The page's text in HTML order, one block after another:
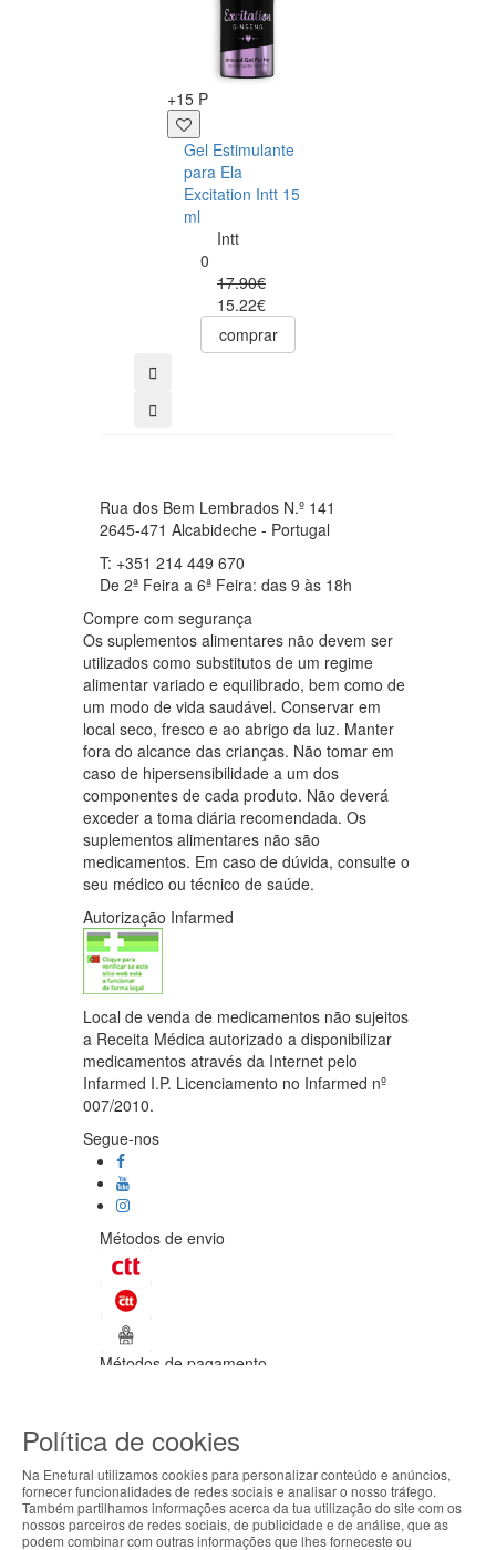
+15 P
Gel Estimulante
para Ela
Excitation Intt 15
ml
Intt
0
17.90€
15.22€
comprar
Rua dos Bem Lembrados N.º 141
2645-471 Alcabideche - Portugal
T: +351 214 449 670
De 2ª Feira a 6ª Feira: das 9 às 18h
Compre com segurança
Os suplementos alimentares não devem ser
utilizados como substitutos de um regime
alimentar variado e equilibrado, bem como de
um modo de vida saudável. Conservar em
local seco, fresco e ao abrigo da luz. Manter
fora do alcance das crianças. Não tomar em
caso de hipersensibilidade a um dos
componentes de cada produto. Não deverá
exceder a toma diária recomendada. Os
suplementos alimentares não são
medicamentos. Em caso de dúvida, consulte o
seu médico ou técnico de saúde.
Autorização Infarmed
Local de venda de medicamentos não sujeitos
a Receita Médica autorizado a disponibilizar
medicamentos através da Internet pelo
Infarmed I.P. Licenciamento no Infarmed nº
007/2010.
Segue-nos
Métodos de envio
Métodos de pagamento
Todos os direitos reservados / Salvo
apresentadas são válidas até ao dia 10-
08-2026.
Designed & developed byBsolus
ABOUT THE COOKIES
Política de cookies
Na Enetural utilizamos cookies para personalizar conteúdo e anúncios,
fornecer funcionalidades de redes sociais e analisar o nosso tráfego.
Também partilhamos informações acerca da tua utilização do site com os
nossos parceiros de redes sociais, de publicidade e de análise, que as
podem combinar com outras informações que lhes forneceste ou